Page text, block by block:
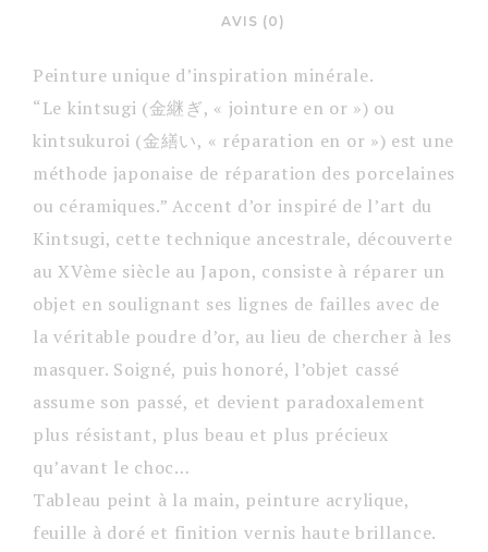
AVIS (0)
Peinture unique d’inspiration minérale.
“Le kintsugi (金継ぎ, « jointure en or ») ou
kintsukuroi (金繕い, « réparation en or ») est une
méthode japonaise de réparation des porcelaines
ou céramiques.” Accent d’or inspiré de l’art du
Kintsugi, cette technique ancestrale, découverte
au XVème siècle au Japon, consiste à réparer un
objet en soulignant ses lignes de failles avec de
la véritable poudre d’or, au lieu de chercher à les
masquer. Soigné, puis honoré, l’objet cassé
assume son passé, et devient paradoxalement
plus résistant, plus beau et plus précieux
qu’avant le choc…
Tableau peint à la main, peinture acrylique,
feuille à doré et finition vernis haute brillance.